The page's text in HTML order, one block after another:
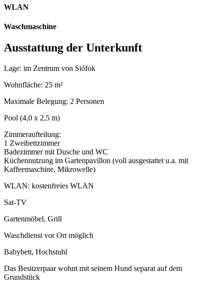
WLAN
Waschmaschine
Ausstattung der Unterkunft
Lage: im Zentrum von Siófok
Wohnfläche: 25 m²
Maximale Belegung: 2 Personen
Pool (4,0 x 2,5 m)
Zimmeraufteilung:
1 Zweibettzimmer
Badezimmer mit Dusche und WC
Küchennutzung im Gartenpavillon (voll ausgestattet u.a. mit
Kaffeemaschine, Mikrowelle)
WLAN: kostenfreies WLAN
Sat-TV
Gartenmöbel, Grill
Waschdienst vor Ort möglich
Babybett, Hochstuhl
Das Besitzerpaar wohnt mit seinem Hund separat auf dem
Grundstück